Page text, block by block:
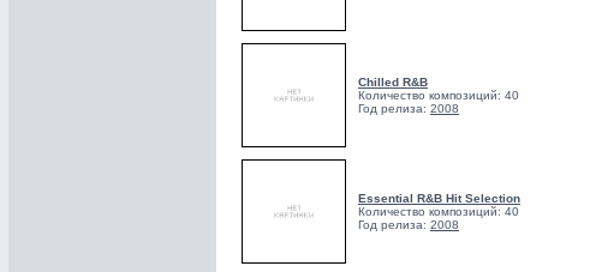
Chilled R&B
Количество композиций: 40
Год релиза: 2008
Essential R&B Hit Selection
Количество композиций: 40
Год релиза: 2008